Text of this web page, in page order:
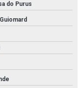
de segurança
do Purus